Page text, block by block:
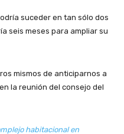
suceder en tan sólo dos
seis meses para ampliar su
mismos de anticiparnos a
la reunión del consejo del
habitacional en